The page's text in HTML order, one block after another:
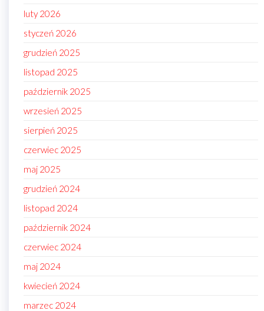
luty 2026
styczeń 2026
grudzień 2025
listopad 2025
październik 2025
wrzesień 2025
sierpień 2025
czerwiec 2025
maj 2025
grudzień 2024
listopad 2024
październik 2024
czerwiec 2024
maj 2024
kwiecień 2024
marzec 2024